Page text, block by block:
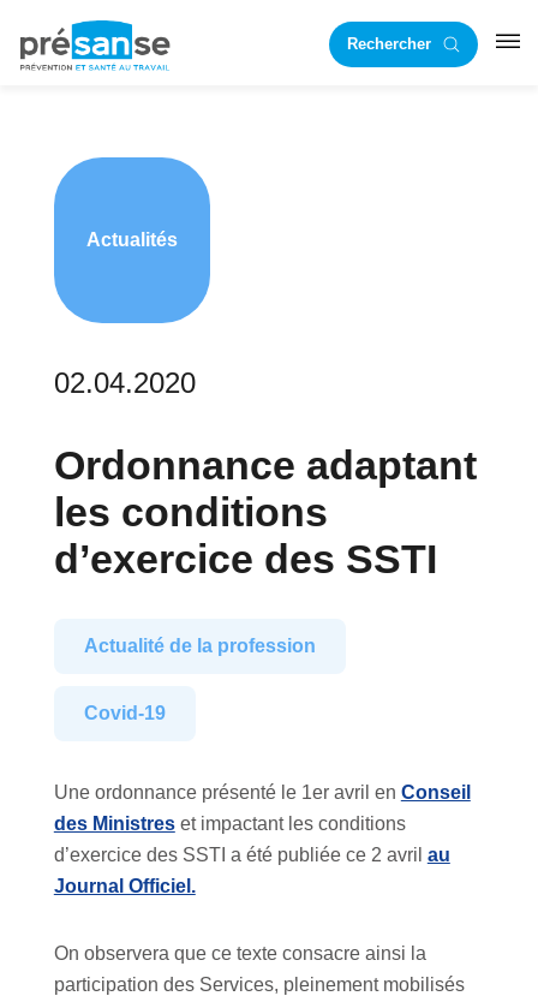
principale
RechercherRST
Actualités
02.04.2020
Ordonnance adaptant
les conditions
d’exercice des SSTI
Actualité de la profession
Covid-19
Une ordonnance présenté le 1er avril en Conseil
des Ministreset impactant les conditions
d’exercice des SSTI a été publiée ce 2 avril au
Journal Officiel.
On observera que ce texte consacre ainsi la
participation des Services, pleinement mobilisés